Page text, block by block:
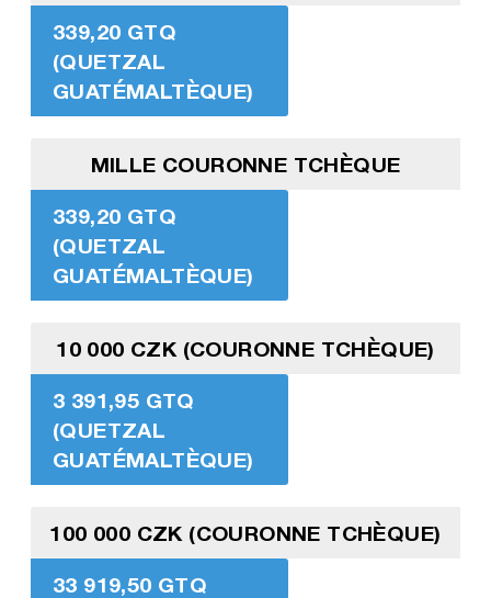
339,20 GTQ
(QUETZAL
GUATÉMALTÈQUE)
MILLE COURONNE TCHÈQUE
339,20 GTQ
(QUETZAL
GUATÉMALTÈQUE)
10 000 CZK (COURONNE TCHÈQUE)
3 391,95 GTQ
(QUETZAL
GUATÉMALTÈQUE)
100 000 CZK (COURONNE TCHÈQUE)
33 919,50 GTQ